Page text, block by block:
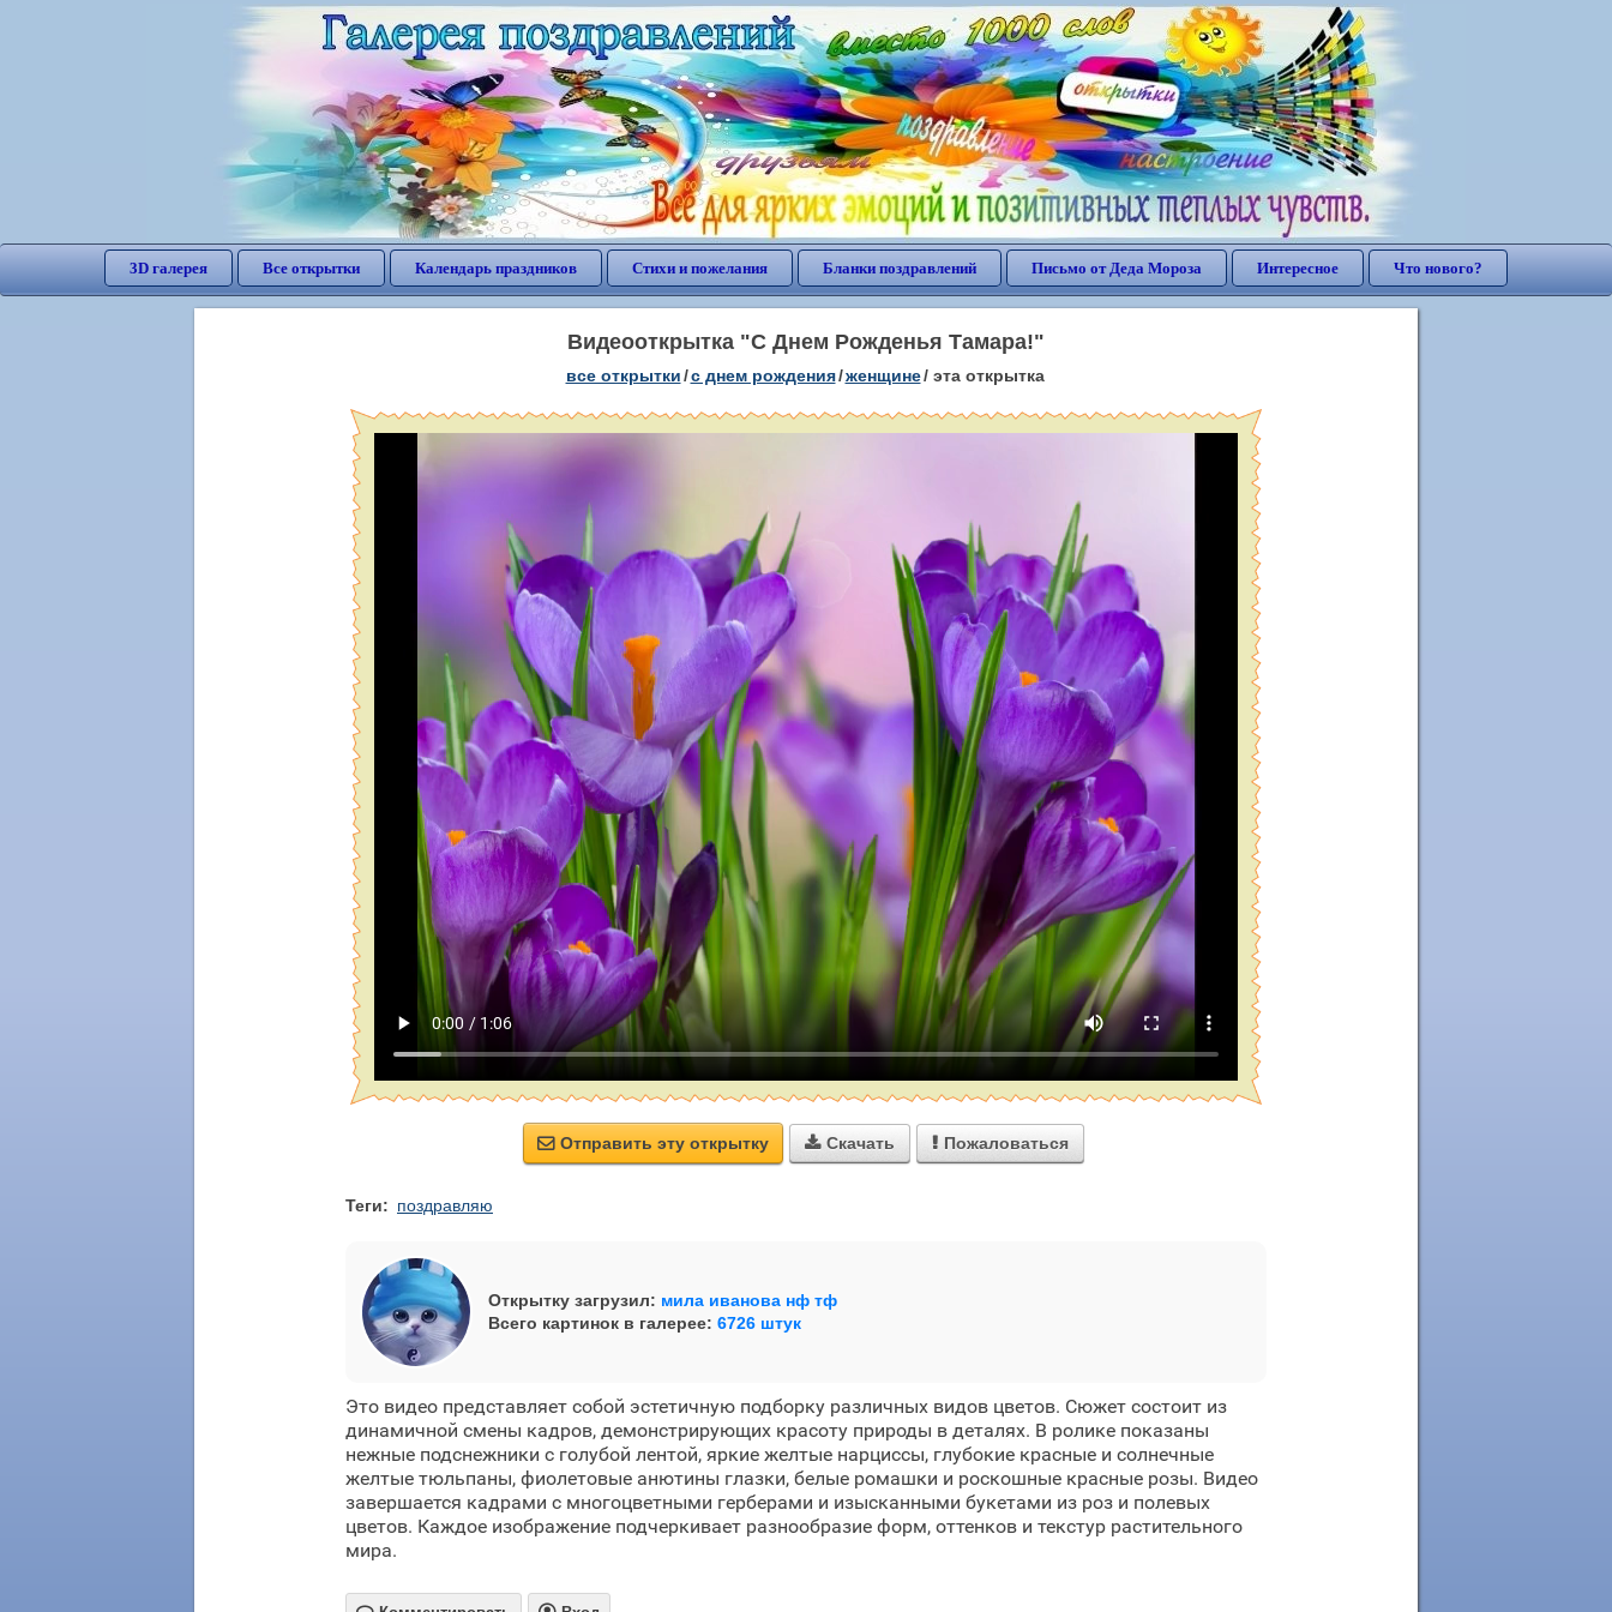
3D галерея Все открытки Календарь праздников Стихи и пожелания Бланки поздравлений Письмо от Деда Мороза Интересное Что нового?
Видеооткрытка "С Днем Рожденья Тамара!"
все открытки/c днем рождения/женщине/ эта открытка
 Отправить эту открытку  Скачать  Пожаловаться
Теги: поздравляю
Открытку загрузил: мила иванова нф тф
Всего картинок в галерее: 6726 штук
Это видео представляет собой эстетичную подборку различных видов цветов. Сюжет состоит из
динамичной смены кадров, демонстрирующих красоту природы в деталях. В ролике показаны
нежные подснежники с голубой лентой, яркие желтые нарциссы, глубокие красные и солнечные
желтые тюльпаны, фиолетовые анютины глазки, белые ромашки и роскошные красные розы. Видео
завершается кадрами с многоцветными герберами и изысканными букетами из роз и полевых
цветов. Каждое изображение подчеркивает разнообразие форм, оттенков и текстур растительного
мира.